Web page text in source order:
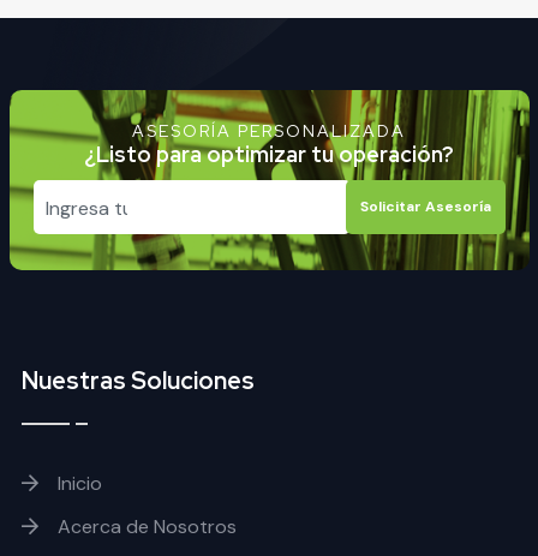
ASESORÍA PERSONALIZADA
¿Listo para optimizar tu operación?
Solicitar Asesoría
Nuestras Soluciones
Inicio
Acerca de Nosotros